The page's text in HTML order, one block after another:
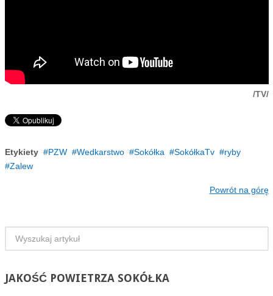
/TV/
Etykiety PZW Wedkarstwo Sokółka SokółkaTv
ryby
Zalew
Powrót na górę
JAKOŚĆPOWIETRZA SOKÓŁKA